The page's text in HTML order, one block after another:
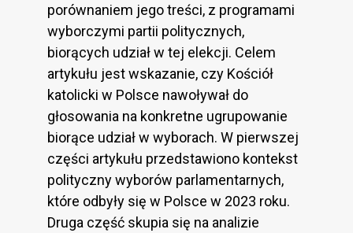
porównaniem jego treści, z programami
wyborczymi partii politycznych,
biorących udział w tej elekcji. Celem
artykułu jest wskazanie, czy Kościół
katolicki w Polsce nawoływał do
głosowania na konkretne ugrupowanie
biorące udział w wyborach. W pierwszej
części artykułu przedstawiono kontekst
polityczny wyborów parlamentarnych,
które odbyły się w Polsce w 2023 roku.
Druga część skupia się na analizie